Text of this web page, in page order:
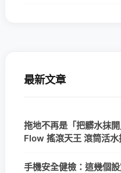
最新文章
拖地不再是「把髒水抹
Flow 搖滾天王 滾筒活水
手機安全健檢：這幾個